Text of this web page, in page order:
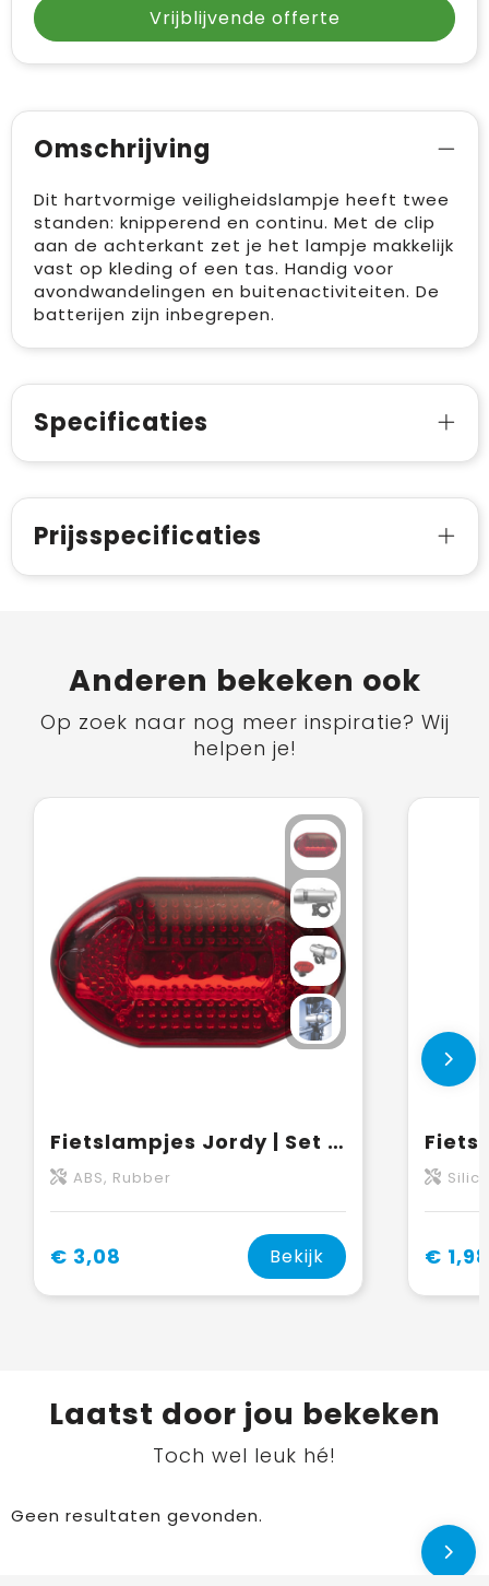
Vrijblijvende offerte
Omschrijving
Dit hartvormige veiligheidslampje heeft twee
standen: knipperend en continu. Met de clip
aan de achterkant zet je het lampje makkelijk
vast op kleding of een tas. Handig voor
avondwandelingen en buitenactiviteiten. De
batterijen zijn inbegrepen.
Specificaties
Prijsspecificaties
Anderen bekeken ook
Op zoek naar nog meer inspiratie? Wij
helpen je!
Fietslampjes Jordy | Set | LED
ABS, Rubber
€ 3,08 Bekijk € 1,98
Laatst door jou bekeken
Toch wel leuk hé!
Geen resultaten gevonden.